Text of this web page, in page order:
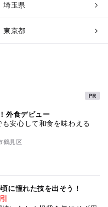
埼玉県
東京都
外食デビュー
安心して和食を味わえる
鶴見区
に憧れた技を出そう！